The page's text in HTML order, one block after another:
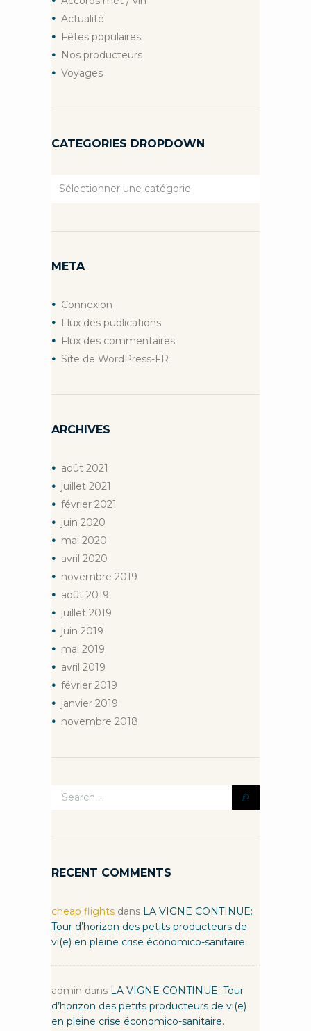
Actualité
Fêtes populaires
Nos producteurs
Voyages
CATEGORIES DROPDOWN
Categories
META
Connexion
Flux des publications
Flux des commentaires
Site de WordPress-FR
ARCHIVES
août 2021
juillet 2021
février 2021
juin 2020
mai 2020
avril 2020
novembre 2019
août 2019
juillet 2019
juin 2019
mai 2019
avril 2019
février 2019
janvier 2019
novembre 2018
RECENT COMMENTS
cheap flights dans LA VIGNE CONTINUE:
Tour d’horizon des petits producteurs de
vi(e) en pleine crise économico-sanitaire.
admin dans LA VIGNE CONTINUE: Tour
d’horizon des petits producteurs de vi(e)
en pleine crise économico-sanitaire.